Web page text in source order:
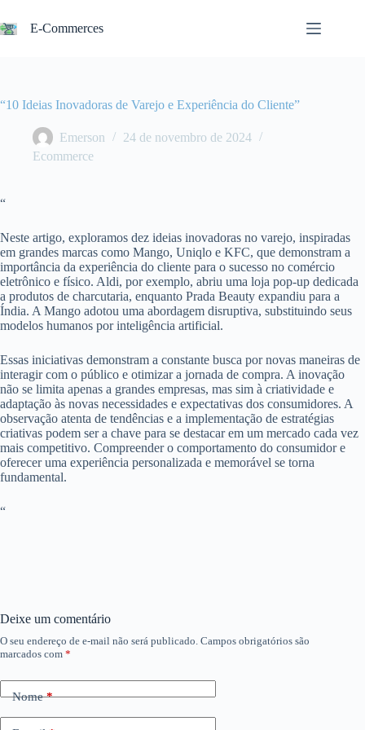
para
o
E-Commerces
“10 Ideias Inovadoras de Varejo e Experiência do Cliente”
Emerson
24 de novembro de 2024
Ecommerce
“
Neste artigo, exploramos dez ideias inovadoras no varejo, inspiradas
em grandes marcas como Mango, Uniqlo e KFC, que demonstram a
importância da experiência do cliente para o sucesso no comércio
eletrônico e físico. Aldi, por exemplo, abriu uma loja pop-up dedicada
a produtos de charcutaria, enquanto Prada Beauty expandiu para a
Índia. A Mango adotou uma abordagem disruptiva, substituindo seus
modelos humanos por inteligência artificial.
Essas iniciativas demonstram a constante busca por novas maneiras de
interagir com o público e otimizar a jornada de compra. A inovação
não se limita apenas a grandes empresas, mas sim à criatividade e
adaptação às novas necessidades e expectativas dos consumidores. A
observação atenta de tendências e a implementação de estratégias
criativas podem ser a chave para se destacar em um mercado cada vez
mais competitivo. Compreender o comportamento do consumidor e
oferecer uma experiência personalizada e memorável se torna
fundamental.
“
Deixe um comentário
O seu endereço de e-mail não será publicado. Campos obrigatórios são
marcados com *
Nome*